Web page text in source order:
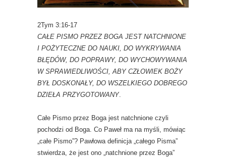
2Tym 3:16-17
CAŁE PISMO PRZEZ BOGA JEST NATCHNIONE
I POŻYTECZNE DO NAUKI, DO WYKRYWANIA
BŁĘDÓW, DO POPRAWY, DO WYCHOWYWANIA
W SPRAWIEDLIWOŚCI, ABY CZŁOWIEK BOŻY
BYŁ DOSKONAŁY, DO WSZELKIEGO DOBREGO
DZIEŁA PRZYGOTOWANY.
Całe Pismo przez Boga jest natchnione czyli
pochodzi od Boga. Co Paweł ma na myśli, mówiąc
„całe Pismo”? Pawłowa definicja „całego Pisma”
stwierdza, że jest ono „natchnione przez Boga”